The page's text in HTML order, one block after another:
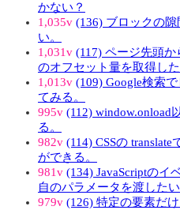
かない？
1,035v (136) ブロックの
い。
1,031v (117) ページ先頭
のオフセット量を取得した
1,013v (109) Google検索
てみる。
995v (112) window.onload
る。
982v (114) CSSの
ができる。
981v (134) JavaScriptのイ
自のパラメータを渡したい
979v (126) 特定の要素だ